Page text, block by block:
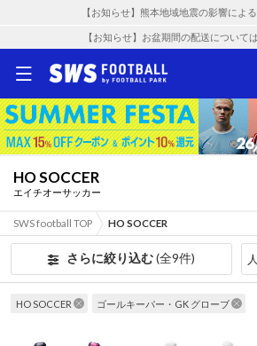
【お知らせ】熊本地域地震の影響によ
【お知らせ】お盆期間の配送について
HO SOCCER
エイチオーサッカー
SWS football TOP HO SOCCER
さらに絞り込む(全9件)
HO SOCCER ゴールキーパー・GK グローブ